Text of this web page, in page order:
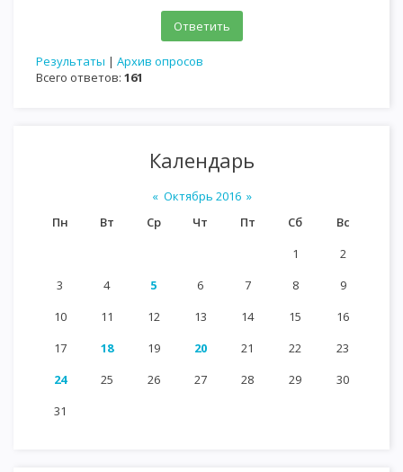
Результаты | Архив опросов
Всего ответов: 161
Календарь
« Октябрь 2016 »
Пн
Вт Ср Чт Пт Сб
Вс
1
2
3
4 5 6 7 8
9
10
11 12 13 14 15
16
17
18 19 20 21 22
23
24
25 26 27 28 29
30
31